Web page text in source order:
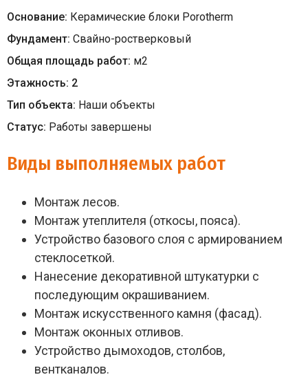
Основание: Керамические блоки Porotherm
Фундамент: Свайно-ростверковый
Общая площадь работ: м2
Этажность: 2
Тип объекта: Наши объекты
Статус: Работы завершены
Виды выполняемых работ
Монтаж лесов.
Монтаж утеплителя (откосы, пояса).
Устройство базового слоя с армированием
стеклосеткой.
Нанесение декоративной штукатурки с
последующим окрашиванием.
Монтаж искусственного камня (фасад).
Монтаж оконных отливов.
Устройство дымоходов, столбов,
вентканалов.